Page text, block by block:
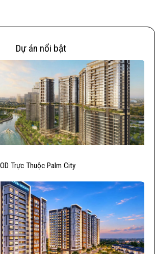
Dự án nổi bật
Trực Thuộc Palm City